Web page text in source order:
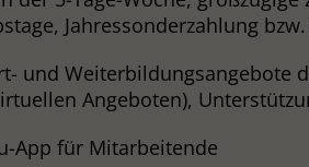
Jahressonderzahlung
und Weiterbildungsangebote
Angeboten),
App für Mitarbeitende
Anbieter Google Ads
Laufzeit 90 Tage